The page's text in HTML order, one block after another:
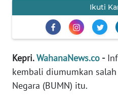
Ikuti
Kepri.WahanaNews.co -
kembali diumumkan
Negara (BUMN) itu.
BERITA
KONTAK
KAMI
IKLAN